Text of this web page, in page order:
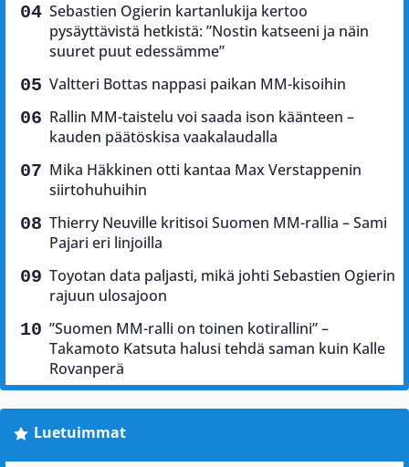
Sebastien Ogierin kartanlukija kertoo
pysäyttävistä hetkistä: ”Nostin katseeni ja näin
suuret puut edessämme”
Valtteri Bottas nappasi paikan MM-kisoihin
Rallin MM-taistelu voi saada ison käänteen –
kauden päätöskisa vaakalaudalla
Mika Häkkinen otti kantaa Max Verstappenin
siirtohuhuihin
Thierry Neuville kritisoi Suomen MM-rallia – Sami
Pajari eri linjoilla
Toyotan data paljasti, mikä johti Sebastien Ogierin
rajuun ulosajoon
”Suomen MM-ralli on toinen kotirallini” –
Takamoto Katsuta halusi tehdä saman kuin Kalle
Rovanperä
Luetuimmat